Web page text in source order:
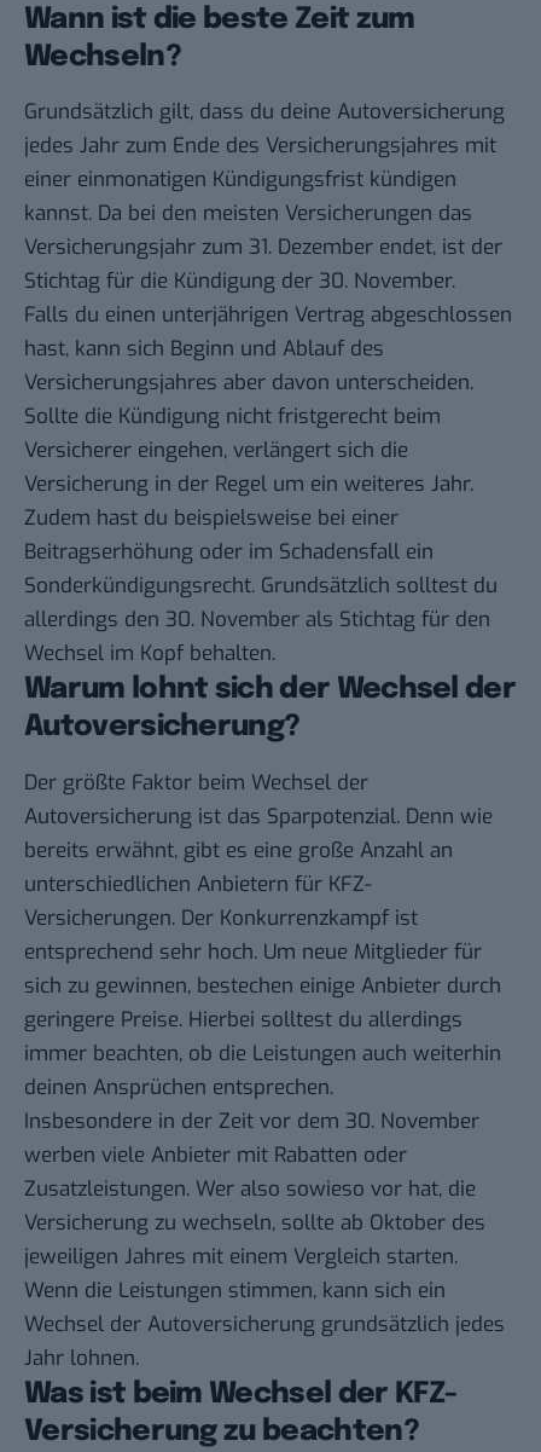
Wann ist die beste Zeit zum
Wechseln?
Grundsätzlich gilt, dass du deine Autoversicherung
jedes Jahr zum Ende des Versicherungsjahres mit
einer einmonatigen Kündigungsfrist kündigen
kannst. Da bei den meisten Versicherungen das
Versicherungsjahr zum 31. Dezember endet, ist der
Stichtag für die Kündigung der 30. November.
Falls du einen unterjährigen Vertrag abgeschlossen
hast, kann sich Beginn und Ablauf des
Versicherungsjahres aber davon unterscheiden.
Sollte die Kündigung nicht fristgerecht beim
Versicherer eingehen, verlängert sich die
Versicherung in der Regel um ein weiteres Jahr.
Zudem hast du beispielsweise bei einer
Beitragserhöhung oder im Schadensfall ein
Sonderkündigungsrecht. Grundsätzlich solltest du
allerdings den 30. November als Stichtag für den
Wechsel im Kopf behalten.
Warum lohnt sich der Wechsel der
Autoversicherung?
Der größte Faktor beim Wechsel der
Autoversicherung ist das Sparpotenzial. Denn wie
bereits erwähnt, gibt es eine große Anzahl an
unterschiedlichen Anbietern für KFZ-
Versicherungen. Der Konkurrenzkampf ist
entsprechend sehr hoch. Um neue Mitglieder für
sich zu gewinnen, bestechen einige Anbieter durch
geringere Preise. Hierbei solltest du allerdings
immer beachten, ob die Leistungen auch weiterhin
deinen Ansprüchen entsprechen.
Insbesondere in der Zeit vor dem 30. November
werben viele Anbieter mit Rabatten oder
Zusatzleistungen. Wer also sowieso vor hat, die
Versicherung zu wechseln, sollte ab Oktober des
jeweiligen Jahres mit einem Vergleich starten.
Wenn die Leistungen stimmen, kann sich ein
Wechsel der Autoversicherung grundsätzlich jedes
Jahr lohnen.
Was ist beim Wechsel der KFZ-
Versicherung zu beachten?